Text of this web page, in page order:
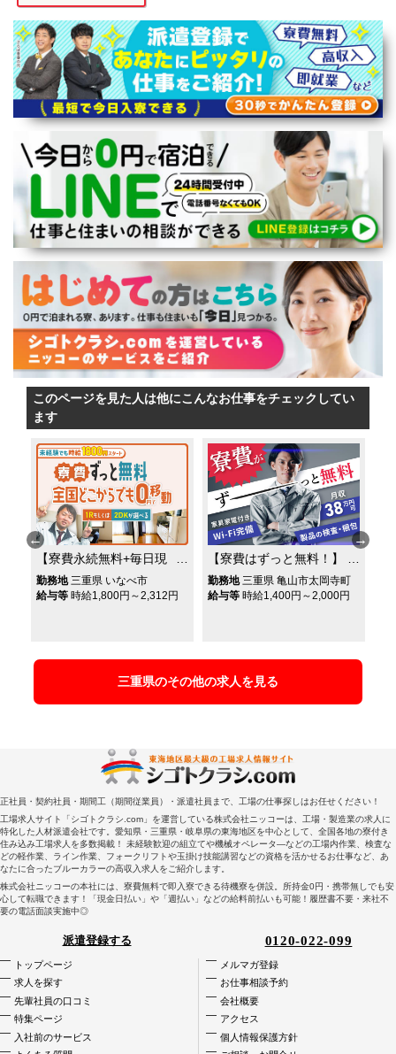
このページを見た人は他にこんなお仕事をチェックしてい
ます
【寮費永続無料+毎日現
金で日払いOK★】年収
520万円可★全国どこか
勤務地三重県 いなべ市
給与等 時給1,800円～2,312円
【寮費はずっと無料！】
家具・家電・Wi-FI付き
の寮完備★月収38万円可
勤務地三重県 亀山市太岡寺町
給与等 時給1,400円～2,000円
三重県のその他の求人を見る
正社員・契約社員・期間工（期間従業員）・派遣社員まで、工場の仕事探しはお任せください！
工場求人サイト「シゴトクラシ.com」を運営している株式会社ニッコーは、工場・製造業の求人に
特化した人材派遣会社です。愛知県・三重県・岐阜県の東海地区を中心として、全国各地の寮付き
住み込み工場求人を多数掲載！ 未経験歓迎の組立てや機械オペレータ―などの工場内作業、検査な
どの軽作業、ライン作業、フォークリフトや玉掛け技能講習などの資格を活かせるお仕事など、あ
なたに合ったブルーカラーの高収入求人をご紹介します。
株式会社ニッコーの本社には、寮費無料で即入寮できる待機寮を併設。所持金0円・携帯無しでも安
心して転職できます！「現金日払い」や「週払い」などの給料前払いも可能！履歴書不要・来社不
要の電話面談実施中◎
派遣登録する 0120-022-099
トップページ
求人を探す
先輩社員の口コミ
特集ページ
入社前のサービス
メルマガ登録
お仕事相談予約
会社概要
アクセス
個人情報保護方針